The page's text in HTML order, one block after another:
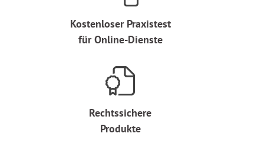
Kostenloser Praxistest
für Online-Dienste
Rechtssichere
Produkte